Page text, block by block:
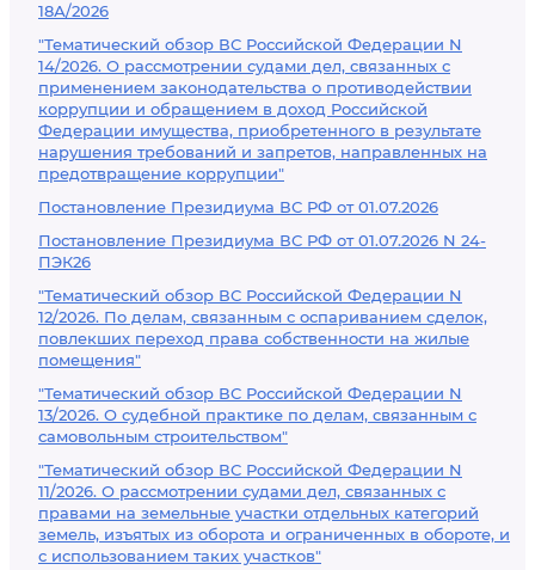
18А/2026
"Тематический обзор ВС Российской Федерации N
14/2026. О рассмотрении судами дел, связанных с
применением законодательства о противодействии
коррупции и обращением в доход Российской
Федерации имущества, приобретенного в результате
нарушения требований и запретов, направленных на
предотвращение коррупции"
Постановление Президиума ВС РФ от 01.07.2026
Постановление Президиума ВС РФ от 01.07.2026 N 24-
ПЭК26
"Тематический обзор ВС Российской Федерации N
12/2026. По делам, связанным с оспариванием сделок,
повлекших переход права собственности на жилые
помещения"
"Тематический обзор ВС Российской Федерации N
13/2026. О судебной практике по делам, связанным с
самовольным строительством"
"Тематический обзор ВС Российской Федерации N
11/2026. О рассмотрении судами дел, связанных с
правами на земельные участки отдельных категорий
земель, изъятых из оборота и ограниченных в обороте, и
с использованием таких участков"